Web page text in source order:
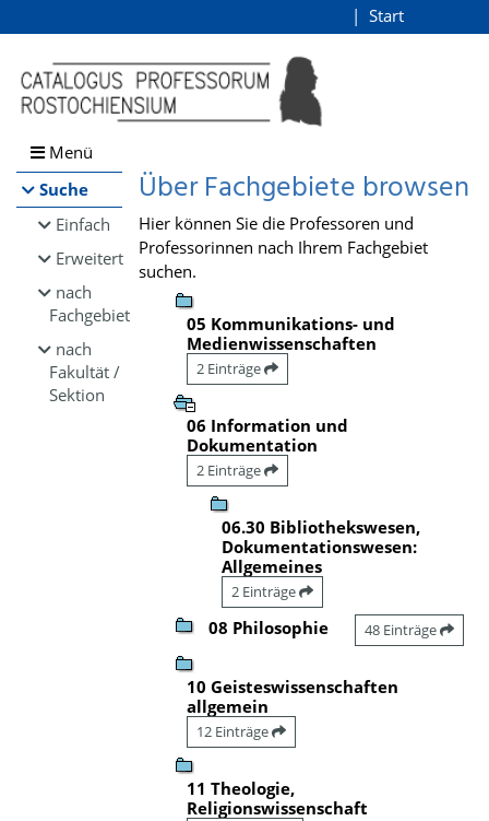
Browsen
direkt zum Inhalt
Start
Menü
Suche
Einfach
Erweitert
nach
Fachgebiet
nach
Fakultät /
Sektion
Über Fachgebiete browsen
Hier können Sie die Professoren und
Professorinnen nach Ihrem Fachgebiet
suchen.
05 Kommunikations- und
Medienwissenschaften
2 Einträge
06 Information und
Dokumentation
2 Einträge
06.30 Bibliothekswesen,
Dokumentationswesen:
Allgemeines
2 Einträge
08 Philosophie 48 Einträge
10 Geisteswissenschaften
allgemein
12 Einträge
11 Theologie,
Religionswissenschaft